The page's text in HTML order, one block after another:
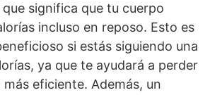
significa que tu cuerpo
incluso en reposo. Esto es
si estás siguiendo una
ya que te ayudará a perder
eficiente. Además, un